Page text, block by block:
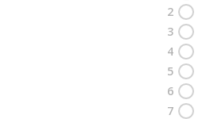
2
3
4
5
6
7